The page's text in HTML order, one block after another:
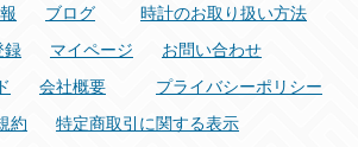
ブログ
時計のお取り扱い方法
録
マイページ
お問い合わせ
会社概要
プライバシーポリシー
約
特定商取引に関する表示